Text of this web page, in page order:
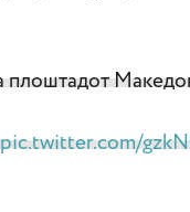
pic.twitter.com/